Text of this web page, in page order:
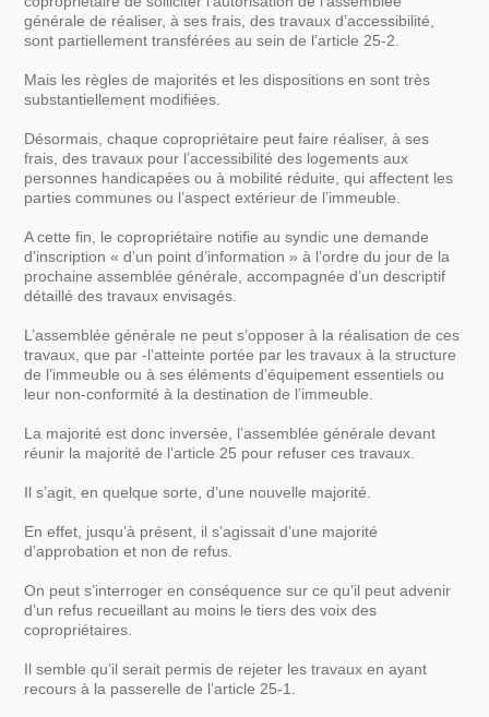
générale de réaliser, à ses frais, des travaux d’accessibilité,
sont partiellement transférées au sein de l’article 25-2.
Mais les règles de majorités et les dispositions en sont très
substantiellement modifiées.
Désormais, chaque copropriétaire peut faire réaliser, à ses
frais, des travaux pour l’accessibilité des logements aux
personnes handicapées ou à mobilité réduite, qui affectent les
parties communes ou l’aspect extérieur de l’immeuble.
A cette fin, le copropriétaire notifie au syndic une demande
d’inscription « d’un point d’information » à l’ordre du jour de la
prochaine assemblée générale, accompagnée d’un descriptif
détaillé des travaux envisagés.
L’assemblée générale ne peut s’opposer à la réalisation de ces
travaux, que par -l’atteinte portée par les travaux à la structure
de l’immeuble ou à ses éléments d’équipement essentiels ou
leur non-conformité à la destination de l’immeuble.
La majorité est donc inversée, l’assemblée générale devant
réunir la majorité de l’article 25 pour refuser ces travaux.
Il s’agit, en quelque sorte, d’une nouvelle majorité.
En effet, jusqu’à présent, il s’agissait d’une majorité
d’approbation et non de refus.
On peut s’interroger en conséquence sur ce qu’il peut advenir
d’un refus recueillant au moins le tiers des voix des
copropriétaires.
Il semble qu’il serait permis de rejeter les travaux en ayant
recours à la passerelle de l’article 25-1.